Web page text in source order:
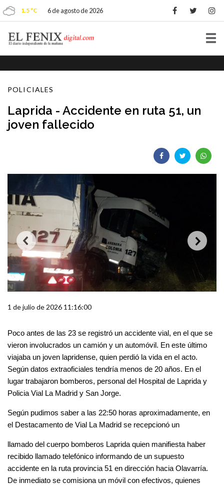
1.5 ºC 6 de agosto de 2026
POLICIALES
Laprida - Accidente en ruta 51, un
joven fallecido
1 de julio de 2026 11:16:00
Poco antes de las 23 se registró un accidente vial, en el que se
vieron involucrados un camión y un automóvil. En este último
viajaba un joven lapridense, quien perdió la vida en el acto.
Según datos extraoficiales tendría menos de 20 años. En el
lugar trabajaron bomberos, personal del Hospital de Laprida y
Policia Vial La Madrid y San Jorge.
Según pudimos saber a las 22:50 horas aproximadamente, en
el Destacamento de Vial La Madrid se recepcionó un
llamado del cuerpo bomberos Laprida quien manifiesta haber
recibido llamado telefónico informando de un supuesto
accidente en la ruta provincia 51 en dirección hacia Olavarría.
De inmediato se comisiona un móvil con efectivos, quienes